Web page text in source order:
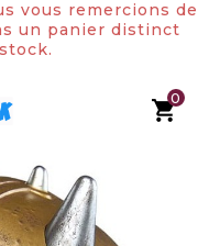
vous remercions de
un panier distinct
0